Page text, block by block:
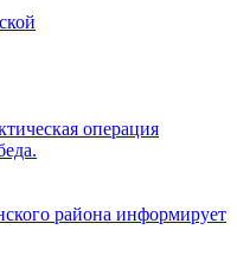
операция
района информирует